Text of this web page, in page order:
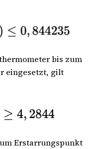
bis zum
eingesetzt, gilt
Erstarrungspunkt